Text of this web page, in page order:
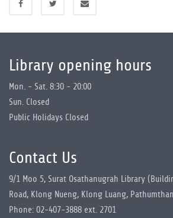
Library opening hours
Mon. - Sat. 8:30 - 20:00
Sun. Closed
Public Holidays Closed
Contact Us
9/1 Moo 5, Surat Osathanugrah Library
Road, Klong Nueng, Klong Luang,
Phone: 02-407-3888 ext. 2701